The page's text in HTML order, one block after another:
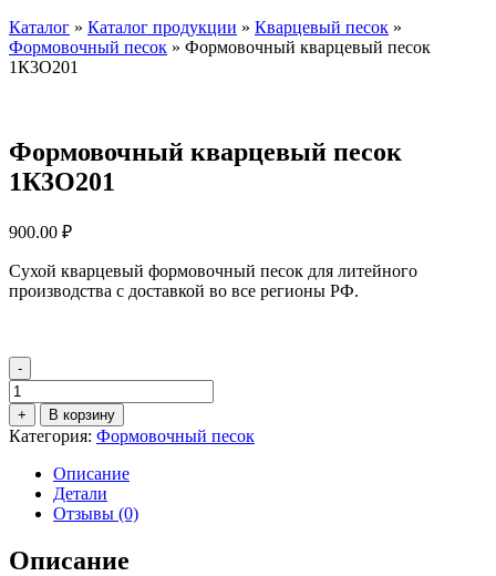
Каталог » Каталог продукции » Кварцевый песок »
Формовочный песок » Формовочный кварцевый песок
1К3О201
Формовочный кварцевый песок
1К3О201
900.00 ₽
Сухой кварцевый формовочный песок для литейного
производства с доставкой во все регионы РФ.
-
Количество
товара
Формовочный
кварцевый
песок
1К3О201
+ В корзину
Категория: Формовочный песок
Описание
Детали
Отзывы (0)
Описание